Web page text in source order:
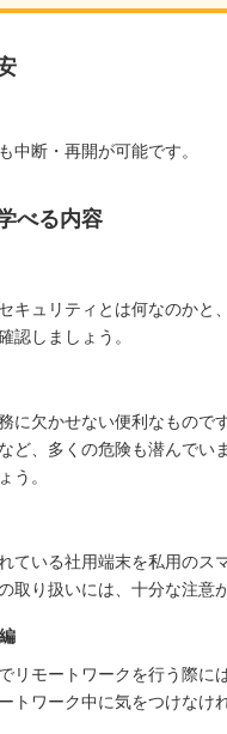
中断・再開が可能です。
べる内容
キュリティとは何なのかと
認しましょう。
に欠かせない便利なもので
ど、多くの危険も潜んでい
う。
ている社用端末を私用のス
取り扱いには、十分な注意
リモートワークを行う際
トワーク中に気をつけなけ